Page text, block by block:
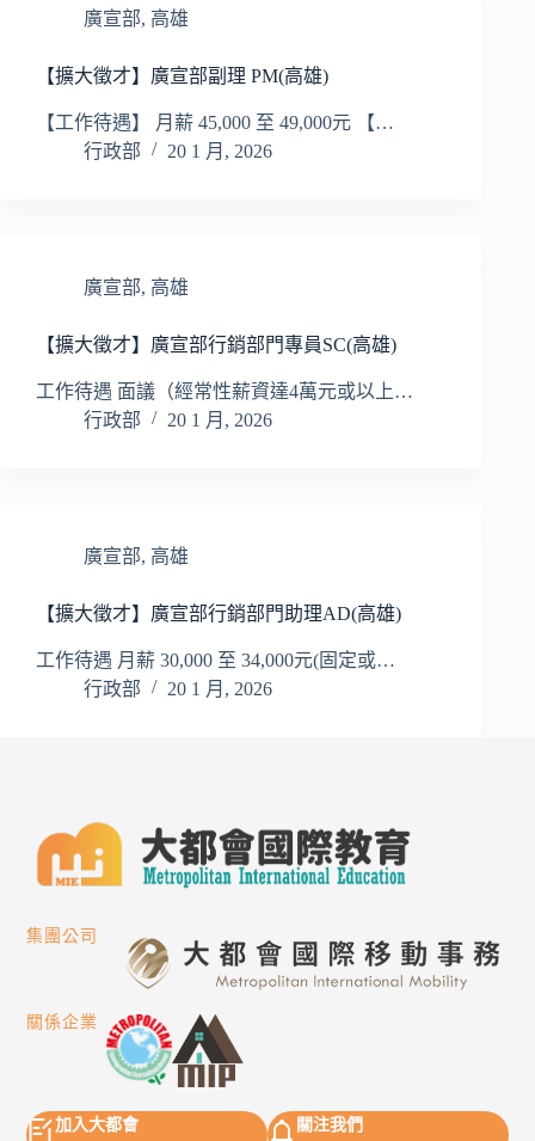
廣宣部, 高雄
【擴大徵才】廣宣部副理 PM(高雄)
【工作待遇】 月薪 45,000 至 49,000元 【…
行政部
20 1 月, 2026
廣宣部, 高雄
【擴大徵才】廣宣部行銷部門專員SC(高雄)
工作待遇 面議（經常性薪資達4萬元或以上…
行政部
20 1 月, 2026
廣宣部, 高雄
【擴大徵才】廣宣部行銷部門助理AD(高雄)
工作待遇 月薪 30,000 至 34,000元(固定或…
行政部
20 1 月, 2026
集團公司
關係企業
加入大都會 關注我們